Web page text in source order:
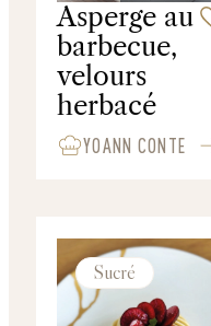
Asperge au
barbecue,
velours
herbacé
YOANN CONTE
Sucré